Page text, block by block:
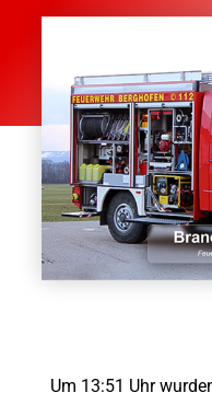
Um 13:51 Uhr